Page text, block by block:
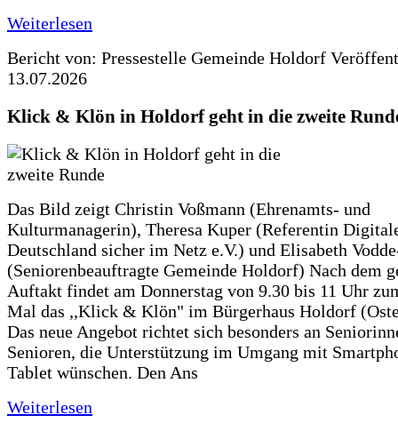
Weiterlesen
Bericht von: Pressestelle Gemeinde Holdorf
13.07.2026
Klick & Klön in Holdorf geht in die zweite
Das Bild zeigt Christin Voßmann (Ehrenamts- und
Kulturmanagerin), Theresa Kuper (Referentin
Deutschland sicher im Netz e.V.) und Elisabeth
(Seniorenbeauftragte Gemeinde Holdorf) Nach dem
Auftakt findet am Donnerstag von 9.30 bis 11 Uhr
Mal das ,,Klick & Klön" im Bürgerhaus Holdorf
Das neue Angebot richtet sich besonders an
Senioren, die Unterstützung im Umgang mit
Tablet wünschen. Den Ans
Weiterlesen